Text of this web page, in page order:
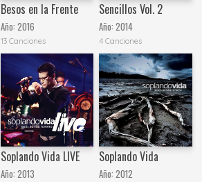
Besos en la Frente
Año: 2016
13 Canciones
Sencillos Vol. 2
Año:2014
4 Canciones
Soplando Vida LIVE
Año: 2013
Soplando Vida
Año:2012